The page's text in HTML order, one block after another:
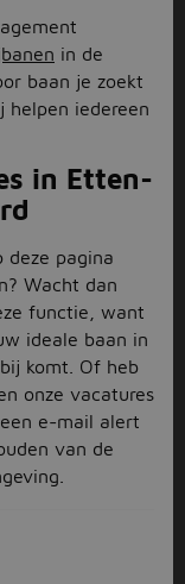
in de
baan je zoekt
helpen iedereen
in Etten-
deze pagina
Wacht dan
functie, want
ideale baan in
komt. Of heb
onze vacatures
e-mail alert
van de